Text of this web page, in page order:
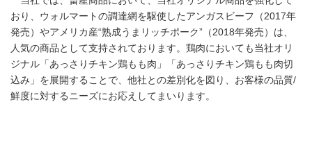
おり、ウォルマートの調達網を駆使したアンガスビーフ（2017年
発売）やアメリカ産“熟成うまリッチポーク”（2018年発売）は、
人気の商品として支持されております。鶏肉においても当社オリ
ジナル「あっさりチキン鶏もも肉」「あっさりチキン鶏もも肉切
込み」を展開することで、他社との差別化を図り、お客様の品質/
鮮度に対するニーズにお応えしてまいります。